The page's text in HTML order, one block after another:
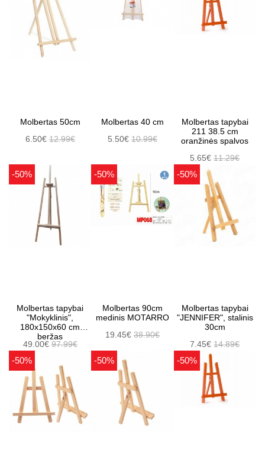
Molbertas 50cm
6.50€12.99€
Molbertas 40 cm
5.50€ 10.99€
Molbertas tapybai
211 38.5 cm
oranžinės spalvos
5.65€11.29€
-50%
Molbertas tapybai
"Mokyklinis",
180x150x60 cm
beržas
49.00€97.99€
-50%
Molbertas 90cm
medinis MOTARRO
19.45€ 38.90€
-50%
Molbertas tapybai
"JENNIFER", stalinis
30cm
7.45€14.89€
-50% -50% -50%